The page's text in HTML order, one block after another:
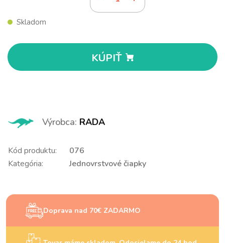
Skladom
KÚPIŤ
Výrobca: RADA
Kód produktu:
076
Kategória:
Jednovrstvové čiapky
Doprava nad 70€ ZADARMO